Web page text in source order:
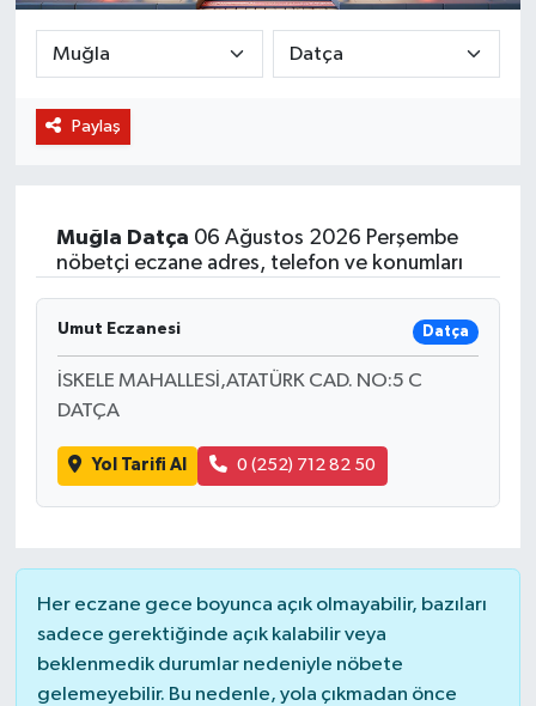
Paylaş
Muğla Datça 06 Ağustos 2026 Perşembe
nöbetçi eczane adres, telefon ve konumları
Umut Eczanesi Datça
İSKELE MAHALLESİ,ATATÜRK CAD. NO:5 C
DATÇA
Yol Tarifi Al 0 (252) 712 82 50
Her eczane gece boyunca açık olmayabilir, bazıları
sadece gerektiğinde açık kalabilir veya
beklenmedik durumlar nedeniyle nöbete
gelemeyebilir. Bu nedenle, yola çıkmadan önce
BİLİM VE TEKNOLOJİ